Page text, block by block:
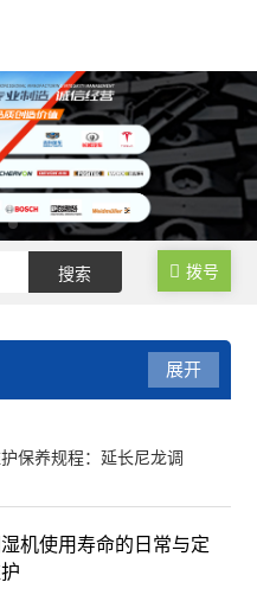
拨号
展开
保养规程：延长尼龙调
机使用寿命的日常与定